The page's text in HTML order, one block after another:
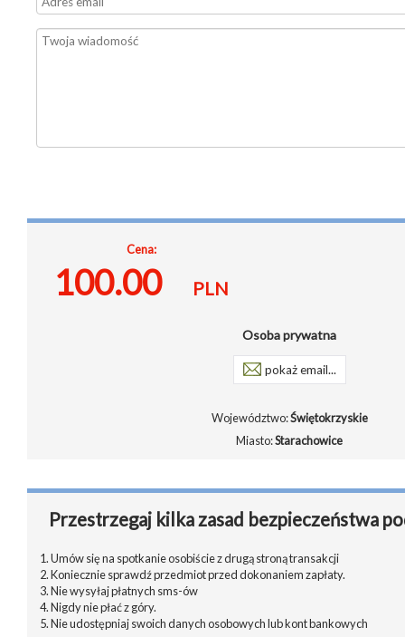
Cena:
100.00 PLN
Osoba prywatna
pokaż email...
Województwo:Świętokrzyskie
Miasto:Starachowice
Przestrzegaj kilka zasad bezpieczeństwa
1. Umów się na spotkanie osobiście z drugą stroną transakcji
2. Koniecznie sprawdź przedmiot przed dokonaniem zapłaty.
3. Nie wysyłaj płatnych sms-ów
4. Nigdy nie płać z góry.
5. Nie udostępniaj swoich danych osobowych lub kont bankowych